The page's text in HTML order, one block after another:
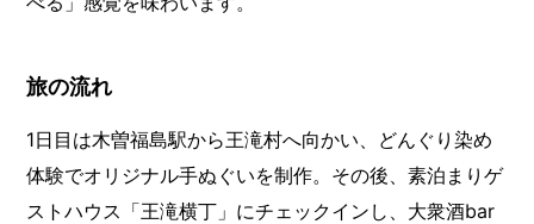
旅の流れ
1日目は木曽福島駅から王滝村へ向かい、どんぐり染め
体験でオリジナル手ぬぐいを制作。その後、素泊まりゲ
ストハウス「王滝横丁」にチェックインし、大衆酒bar